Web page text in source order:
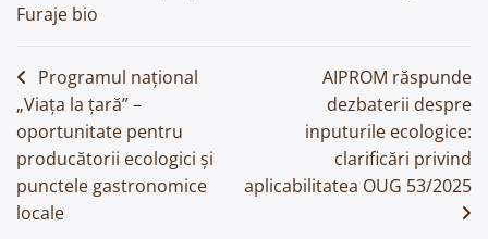
Furaje bio
Navigare
în
articole
Programul național
„Viața la țară” –
oportunitate pentru
producătorii ecologici și
punctele gastronomice
locale
AIPROM răspunde
dezbaterii despre
inputurile ecologice:
clarificări privind
aplicabilitatea OUG 53/2025